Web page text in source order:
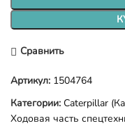
Сравнить
Артикул: 1504764
Категории: Caterpillar
Ходовая часть